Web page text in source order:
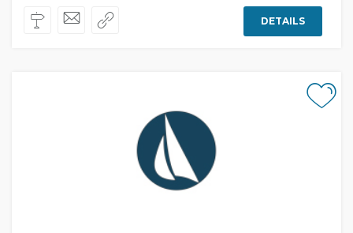
DETAILS